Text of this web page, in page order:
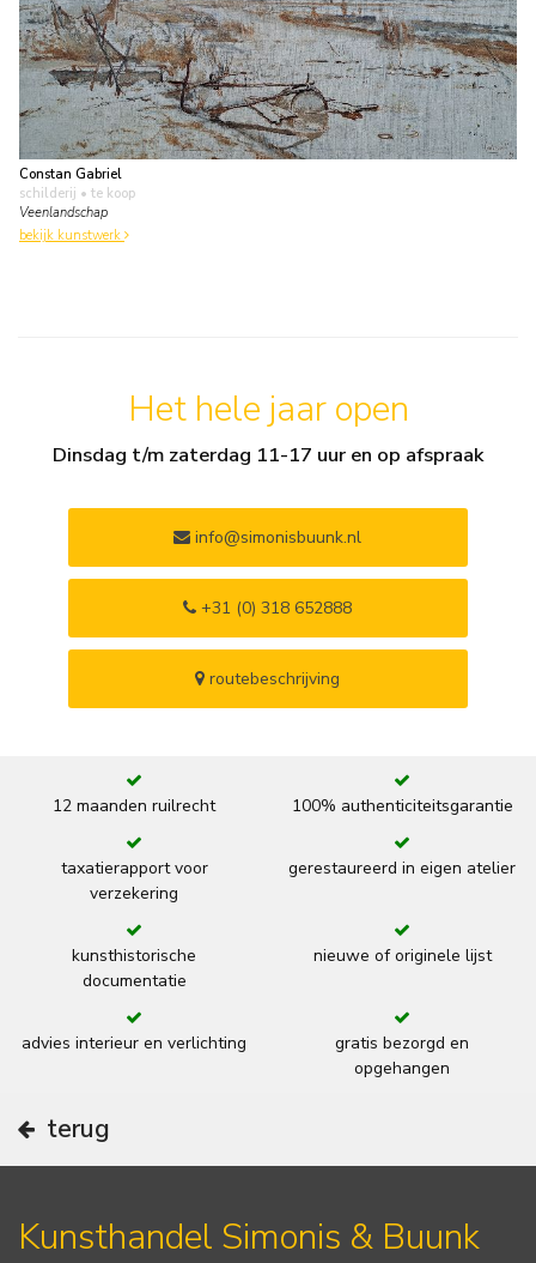
Constan Gabriel
schilderij • te koop
Veenlandschap
bekijk kunstwerk
Het hele jaar open
Dinsdag t/m zaterdag 11-17 uur en op afspraak
info@simonisbuunk.nl
+31 (0) 318 652888
routebeschrijving
12 maanden ruilrecht 100% authenticiteitsgarantie
taxatierapport voor
verzekering
gerestaureerd in eigen atelier
kunsthistorische
documentatie
nieuwe of originele lijst
advies interieur en verlichting
gratis bezorgd en
opgehangen
terug
Kunsthandel Simonis & Buunk